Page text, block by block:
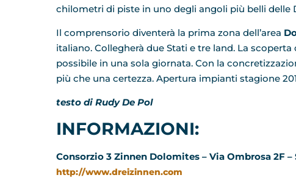
chilometri di piste in uno degli angoli più belli delle
Il comprensorio diventerà la prima zona dell’area
italiano. Collegherà due Stati e tre land. La
possibile in una sola giornata. Con la
più che una certezza. Apertura impianti stagione
testo di Rudy De Pol
INFORMAZIONI:
Consorzio 3 Zinnen Dolomites – Via Ombrosa 2F –
http://www.dreizinnen.com